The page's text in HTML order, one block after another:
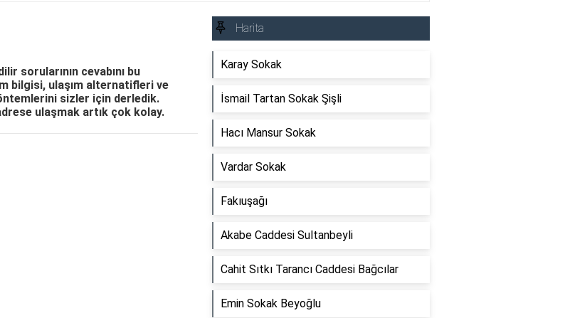
sorularının cevabını bu
bilgisi, ulaşım alternatifleri ve
sizler için derledik.
ulaşmak artık çok kolay.
Harita
Karay Sokak
İsmail Tartan Sokak Şişli
Hacı Mansur Sokak
Vardar Sokak
Fakıuşağı
Akabe Caddesi Sultanbeyli
Cahit Sıtkı Tarancı Caddesi Bağcılar
Emin Sokak Beyoğlu